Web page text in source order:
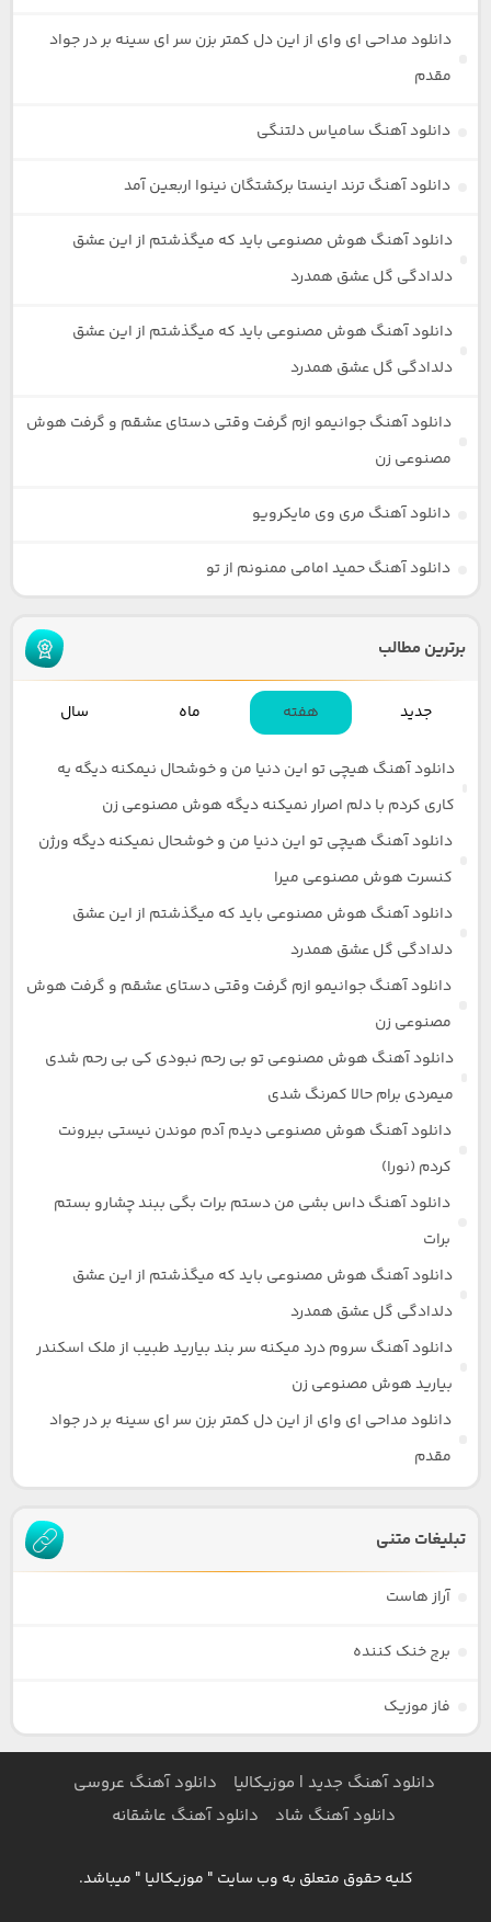
دانلود مداحی ای وای از این دل کمتر بزن سر ای سینه بر در جواد
مقدم
دانلود آهنگ سامیاس دلتنگی
دانلود آهنگ ترند اینستا برکشتگان نینوا اربعین آمد
دانلود آهنگ هوش مصنوعی باید که میگذشتم از این عشق
دلدادگی گل عشق همدرد
دانلود آهنگ هوش مصنوعی باید که میگذشتم از این عشق
دلدادگی گل عشق همدرد
دانلود آهنگ جوانیمو ازم گرفت وقتی دستای عشقم و گرفت هوش
مصنوعی زن
دانلود آهنگ مری وی مایکرویو
دانلود آهنگ حمید امامی ممنونم از تو
برترین مطالب
جدید هفته ماه سال
دانلود آهنگ هیچی تو این دنیا من و خوشحال نیمکنه دیگه یه
کاری کردم با دلم اصرار نمیکنه دیگه هوش مصنوعی زن
دانلود آهنگ هیچی تو این دنیا من و خوشحال نمیکنه دیگه ورژن
کنسرت هوش مصنوعی میرا
دانلود آهنگ هوش مصنوعی باید که میگذشتم از این عشق
دلدادگی گل عشق همدرد
دانلود آهنگ جوانیمو ازم گرفت وقتی دستای عشقم و گرفت هوش
مصنوعی زن
دانلود آهنگ هوش مصنوعی تو بی رحم نبودی کی بی رحم شدی
میمردی برام حالا کمرنگ شدی
دانلود آهنگ هوش مصنوعی دیدم آدم موندن نیستی بیرونت
کردم (نورا)
دانلود آهنگ داس بشی من دستم برات بگی ببند چشارو بستم
برات
دانلود آهنگ هوش مصنوعی باید که میگذشتم از این عشق
دلدادگی گل عشق همدرد
دانلود آهنگ سروم درد میکنه سر بند بیارید طبیب از ملک اسکندر
بیارید هوش مصنوعی زن
دانلود مداحی ای وای از این دل کمتر بزن سر ای سینه بر در جواد
مقدم
تبلیغات متنی
آراز هاست
برج خنک کننده
فاز موزیک
دانلود آهنگ جدید | موزیکالیا
دانلود آهنگ عروسی
دانلود آهنگ شاد
دانلود آهنگ عاشقانه
کلیه حقوق متعلق به وب سایت " موزیکالیا " میباشد.